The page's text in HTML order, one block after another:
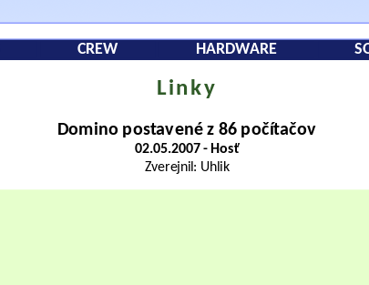
CREW HARDWARE
Linky
Domino postavené z 86 počítačov
02.05.2007 - Hosť
Zverejnil: Uhlik